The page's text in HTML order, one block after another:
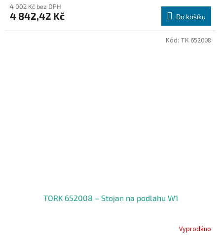
4 002 Kč bez DPH
4 842,42 Kč Do košíku
TORK 652008 – Stojan na podlahu W1
Vyprodáno
Kód: TK 652008